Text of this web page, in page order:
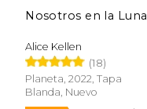
Nosotros en la Luna
Alice Kellen
(18)
Planeta, 2022, Tapa
Blanda, Nuevo